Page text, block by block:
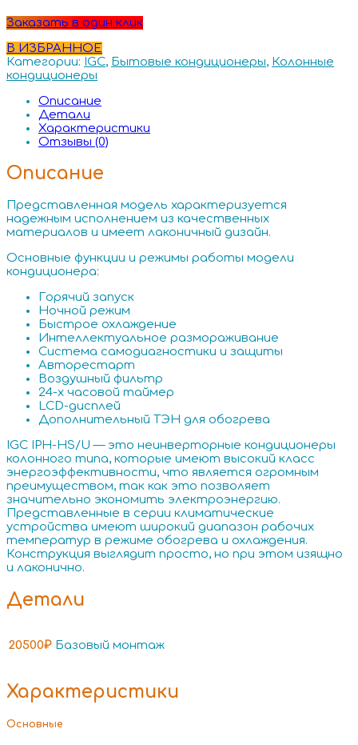
Заказать в один клик
В ИЗБРАННОЕ
Категории: IGC, Бытовые кондиционеры, Колонные
кондиционеры
Описание
Детали
Характеристики
Отзывы (0)
Описание
Представленная модель характеризуется
надежным исполнением из качественных
материалов и имеет лаконичный дизайн.
Основные функции и режимы работы модели
кондиционера:
Горячий запуск
Ночной режим
Быстрое охлаждение
Интеллектуальное размораживание
Система самодиагностики и защиты
Авторестарт
Воздушный фильтр
24-х часовой таймер
LCD-дисплей
Дополнительный ТЭН для обогрева
IGC IPH-HS/U — это неинверторные кондиционеры
колонного типа, которые имеют высокий класс
энергоэффективности, что является огромным
преимуществом, так как это позволяет
значительно экономить электроэнергию.
Представленные в серии климатические
устройства имеют широкий диапазон рабочих
температур в режиме обогрева и охлаждения.
Конструкция выглядит просто, но при этом изящно
и лаконично.
Детали
20500₽ Базовый монтаж
Характеристики
Основные